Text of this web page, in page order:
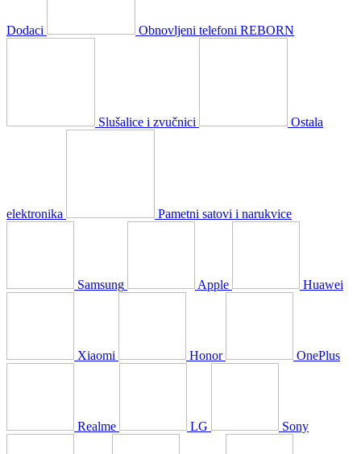
Dodaci Obnovljeni telefoni REBORN
Slušalice i zvučnici Ostala
elektronika Pametni satovi i narukvice
Samsung Apple Huawei
Xiaomi Honor OnePlus
Realme LG Sony